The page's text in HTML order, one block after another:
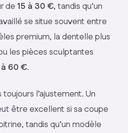
de15 à 30 €, tandis qu’un
se situe souvent entre
premium, la dentelle plus
les pièces sculptantes
60 €.
l’ajustement. Un
être excellent si sa coupe
tandis qu’un modèle